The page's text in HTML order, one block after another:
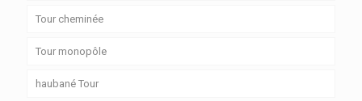
Tour cheminée
Tour monopôle
haubané Tour